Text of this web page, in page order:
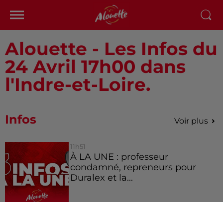
Alouette - Les Infos du
24 Avril 17h00 dans
l'Indre-et-Loire.
Infos Voir plus
11h51
À LA UNE : professeur
condamné, repreneurs pour
Duralex et la...